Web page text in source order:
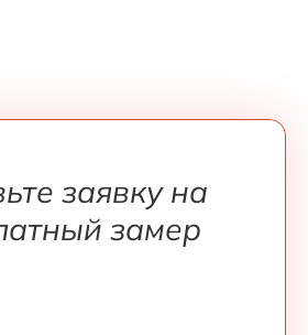
заявку на
замер